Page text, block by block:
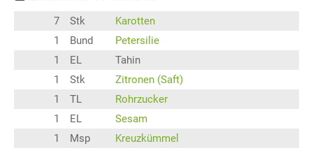
7 Stk
Karotten
1
Bund
Petersilie
1
EL
Tahin
1
Stk
Zitronen (Saft)
1
TL
Rohrzucker
1
EL
Sesam
1
Msp Kreuzkümmel